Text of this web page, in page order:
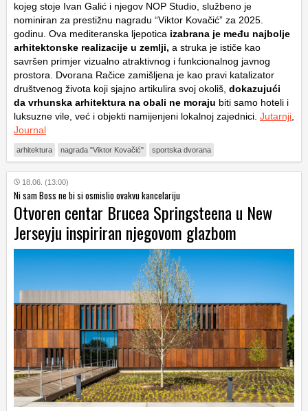
kojeg stoje Ivan Galić i njegov NOP Studio, službeno je
nominiran za prestižnu nagradu “Viktor Kovačić” za 2025.
godinu. Ova mediteranska ljepotica izabrana je među najbolje
arhitektonske realizacije u zemlji, a struka je ističe kao
savršen primjer vizualno atraktivnog i funkcionalnog javnog
prostora. Dvorana Račice zamišljena je kao pravi katalizator
društvenog života koji sjajno artikulira svoj okoliš, dokazujući
da vrhunska arhitektura na obali ne moraju biti samo hoteli i
luksuzne vile, već i objekti namijenjeni lokalnoj zajednici. Jutarnji,
Journal
arhitektura nagrada "Viktor Kovačić" sportska dvorana
18.06. (13:00)
Ni sam Boss ne bi si osmislio ovakvu kancelariju
Otvoren centar Brucea Springsteena u New
Jerseyju inspiriran njegovom glazbom